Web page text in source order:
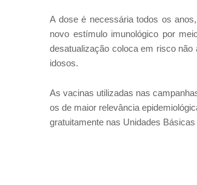
A dose é necessária todos os
novo estímulo imunológico por
desatualização coloca em risco
idosos.
As vacinas utilizadas nas
os de maior relevância
gratuitamente nas Unidades